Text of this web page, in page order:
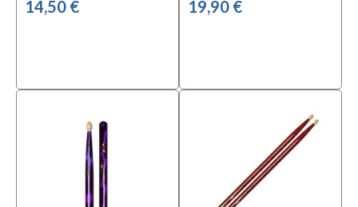
14,50 € 19,90 €